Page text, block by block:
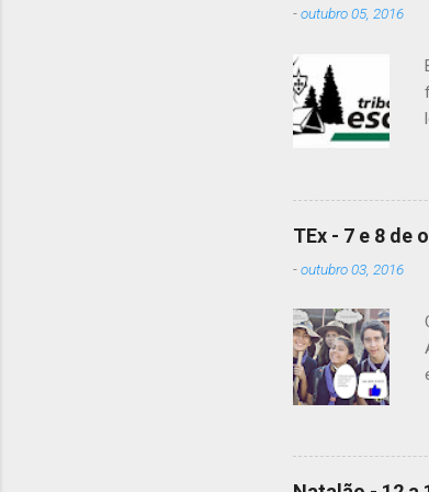
-outubro 05, 2016
TEx - 7 e 8 de
-outubro 03, 2016